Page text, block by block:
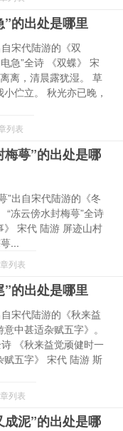
”的出处是哪里
宋代陆游的《双
急”全诗 《双蝶》 宋
离，清晨露犹湿。 草
伫立。 秋光亦已晚，
列表
梅萼”的出处是哪
”出自宋代陆游的《冬
“冻云傍水封梅萼”全诗
》 宋代 陆游 屏迹山村
...
列表
”的出处是哪里
宋代陆游的《秋来益
中甚适杂赋五字》。
诗 《秋来益觉顽健时一
赋五字》 宋代 陆游 斯
列表
成泥”的出处是哪